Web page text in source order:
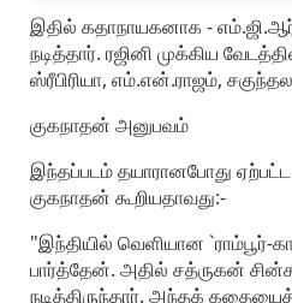
இதில் கதாநாயகனாக -
நடித்தார். ரஜினி முக்கிய
ஸ்ரீபிரியா, எம்.என்.ராஜம்,
குகநாதன் அனுபவம்
இந்தப்படம் தயாரானபோது
குகநாதன் கூறியதாவது:-
"இந்தியில் வெளியான
பார்த்தேன். அதில் சத்ருகன் சின்கா
நடித்திருந்தார். அந்தக் கதையைத்